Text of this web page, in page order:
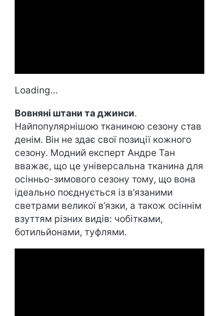
Loading...
Вовняні штани та джинси.
Найпопулярнішою тканиною сезону став
денім. Він не здає свої позиції кожного
сезону. Модний експерт Андре Тан
вважає, що це універсальна тканина для
осінньо-зимового сезону тому, що вона
ідеально поєднується із в’язаними
светрами великої в’язки, а також осіннім
взуттям різних видів: чобітками,
ботильйонами, туфлями.